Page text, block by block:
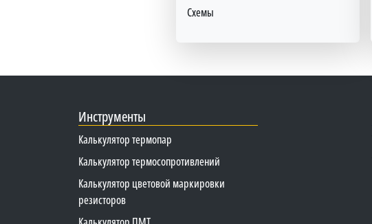
Схемы
Инструменты
Калькулятор термопар
Калькулятор термосопротивлений
Калькулятор цветовой маркировки
резисторов